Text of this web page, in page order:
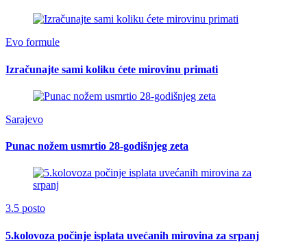
Evo formule
Izračunajte sami koliku ćete mirovinu primati
Sarajevo
Punac nožem usmrtio 28-godišnjeg zeta
3.5 posto
5.kolovoza počinje isplata uvećanih mirovina za srpanj